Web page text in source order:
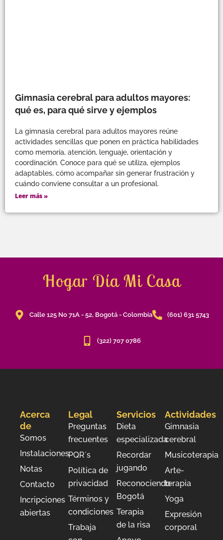
Gimnasia cerebral para adultos mayores:
qué es, para qué sirve y ejemplos
La gimnasia cerebral para adultos mayores reúne
actividades sencillas que ponen en práctica habilidades
como memoria, atención, lenguaje, orientación y
coordinación. Conoce para qué se utiliza, ejemplos
adaptables, cómo acompañar sin generar frustración y
cuándo conviene consultar a un profesional.
Leer más »
Hogar Día Mi Casa
Calle 125 No 71A - 52, Bogotá - Colombia (601) 631 5743
(322) 707 0786
Acerca
de
Somos
Instalaciones
Notas
Contacto
Incripciones
abiertas
Legal
Preguntas
frecuentes
PQR´s
Política de
privacidad
Términos y
condiciones
Trabaja
Servicios
Dieta
especializada
Recordar
jugando
Reconociendo
Bogotá
Terapia
de la risa
Actividades
Gimnasia
cerebral
Musicoterapia
Arte-
terapia
Yoga
Expresión
corporal